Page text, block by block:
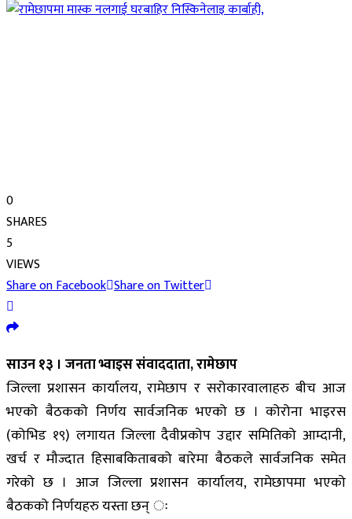
0
SHARES
5
VIEWS
Share on Facebook Share on Twitter
साउन १३ । जनता भ्वाइस संवाददाता, रामेछाप
जिल्ला प्रशासन कार्यालय, रामेछाप र सरोकारवालाहरु बीच आज
भएको बैठकको निर्णय सार्वजनिक भएको छ । कोरोना भाइरस
(कोभिड १९) लगायत जिल्ला दैवीप्रकोप उद्दार समितिको आम्दानी,
खर्च र मौज्दात हिसाबकिताबको बारेमा बैठकले सार्वजनिक समेत
गरेको छ । आज जिल्ला प्रशासन कार्यालय, रामेछापमा भएको
बैठकको निर्णयहरु यस्ता छन् ः